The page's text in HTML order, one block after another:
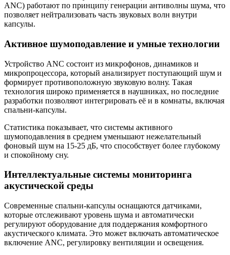
ANC) работают по принципу генерации антиволны шума, что
позволяет нейтрализовать часть звуковых волн внутри
капсулы.
Активное шумоподавление и умные технологии
Устройство ANC состоит из микрофонов, динамиков и
микропроцессора, который анализирует поступающий шум и
формирует противоположную звуковую волну. Такая
технология широко применяется в наушниках, но последние
разработки позволяют интегрировать её и в комнаты, включая
спальни-капсулы.
Статистика показывает, что системы активного
шумоподавления в среднем уменьшают нежелательный
фоновый шум на 15-25 дБ, что способствует более глубокому
и спокойному сну.
Интеллектуальные системы мониторинга
акустической среды
Современные спальни-капсулы оснащаются датчиками,
которые отслеживают уровень шума и автоматически
регулируют оборудование для поддержания комфортного
акустического климата. Это может включать автоматическое
включение ANC, регулировку вентиляции и освещения.